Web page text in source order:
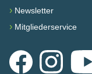
› Newsletter
› Mitgliederservice
FacebookInstagram